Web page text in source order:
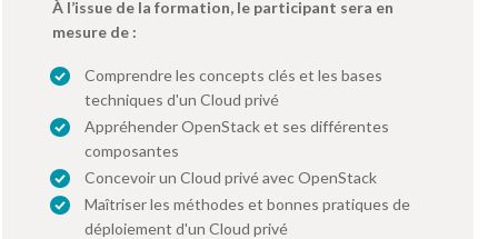
À l’issue de la formation, le participant sera en
mesure de :
Comprendre les concepts clés et les bases
techniques d'un Cloud privé
Appréhender OpenStack et ses différentes
composantes
Concevoir un Cloud privé avec OpenStack
Maîtriser les méthodes et bonnes pratiques de
déploiement d'un Cloud privé